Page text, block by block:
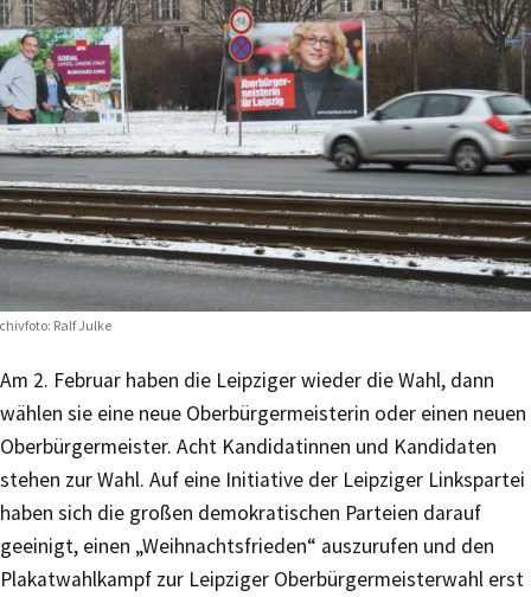
Ralf Julke
Am 2. Februar haben die Leipziger wieder die Wahl, dann
wählen sie eine neue Oberbürgermeisterin oder einen neuen
Oberbürgermeister. Acht Kandidatinnen und Kandidaten
stehen zur Wahl. Auf eine Initiative der Leipziger Linkspartei
haben sich die großen demokratischen Parteien darauf
geeinigt, einen „Weihnachtsfrieden“ auszurufen und den
Plakatwahlkampf zur Leipziger Oberbürgermeisterwahl erst